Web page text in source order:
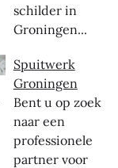
schilder in
Groningen...
Spuitwerk
Groningen
Bent u op zoek
naar een
professionele
partner voor